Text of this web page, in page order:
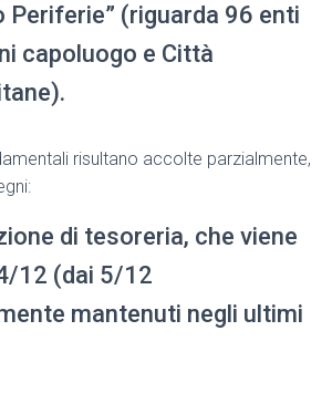
Periferie” (riguarda 96 enti
capoluogo e Città
risultano accolte parzialmente,
di tesoreria, che viene
12 (dai 5/12
mantenuti negli ultimi